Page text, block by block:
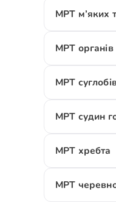
МРТ м’яких
МРТ органів
МРТ
МРТ судин
МРТ хребта
МРТ